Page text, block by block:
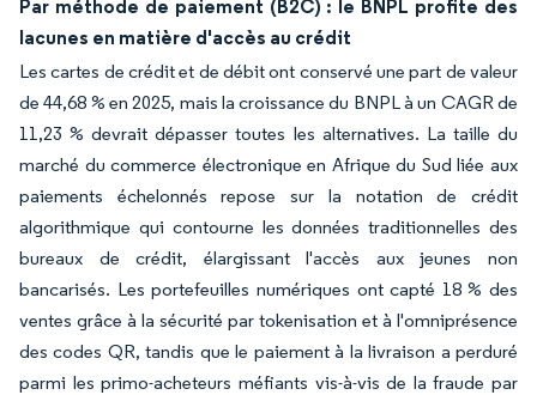
Par méthode de paiement (B2C) : le BNPL profite des
lacunes en matière d'accès au crédit
Les cartes de crédit et de débit ont conservé une part de valeur
de 44,68 % en 2025, mais la croissance du BNPL à un CAGR de
11,23 % devrait dépasser toutes les alternatives. La taille du
marché du commerce électronique en Afrique du Sud liée aux
paiements échelonnés repose sur la notation de crédit
algorithmique qui contourne les données traditionnelles des
bureaux de crédit, élargissant l'accès aux jeunes non
bancarisés. Les portefeuilles numériques ont capté 18 % des
ventes grâce à la sécurité par tokenisation et à l'omniprésence
des codes QR, tandis que le paiement à la livraison a perduré
parmi les primo-acheteurs méfiants vis-à-vis de la fraude par